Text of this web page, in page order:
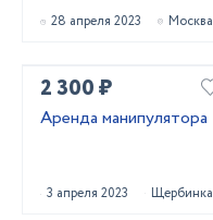
28 апреля 2023 Москва
2 300 ₽
Аренда манипулятора
3 апреля 2023 Щербинка